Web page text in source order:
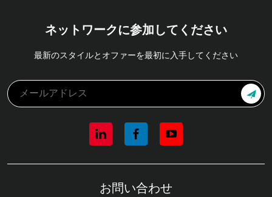
ネットワークに参加してください
最新のスタイルとオファーを最初に入手してください
お問い合わせ